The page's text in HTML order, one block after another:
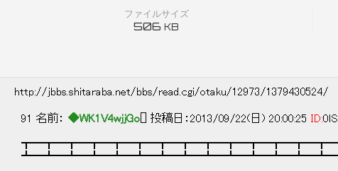
ファイルサイズ
506 KB
http://jbbs.shitaraba.net/bbs/read.cgi/otaku/12973/1379430524/
91 名前： ◆WK1V4wjjGo [] 投稿日：2013/09/22(日) 20:00:25 ID: